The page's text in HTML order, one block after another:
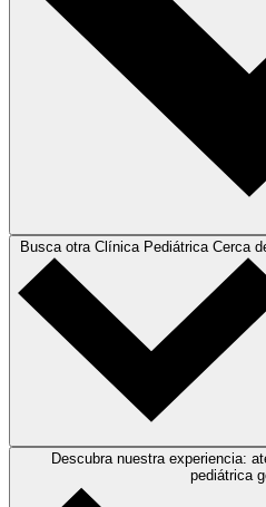
Busca otra Clínica Pediátrica Cerca
Descubra nuestra experiencia:
pediátrica